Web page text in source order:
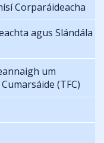
Corparáideacha
agus Slándála
um
(TFC)